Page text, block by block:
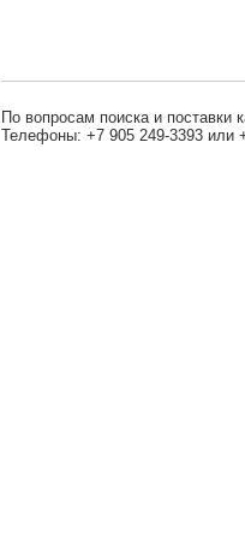
По вопросам поиска и поставки
Телефоны: +7 905 249-3393 или